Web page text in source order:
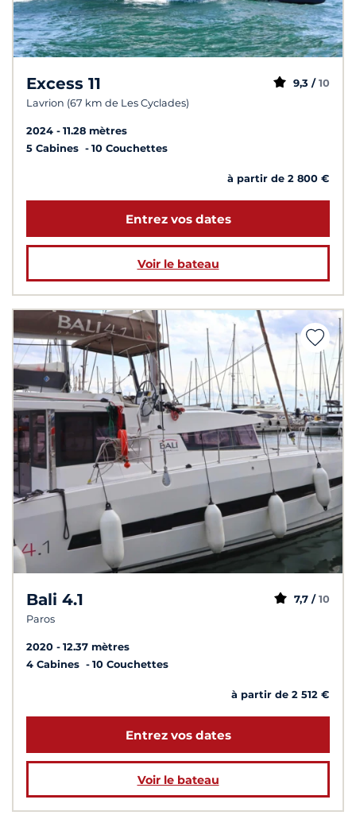
Excess 11
Lavrion (67 km de Les Cyclades)
9,3 / 10
2024
11.28 mètres
5 Cabines
10 Couchettes
à partir de 2 800 €
Entrez vos dates
Voir le bateau
Bali 4.1
Paros
7,7 / 10
2020
12.37 mètres
4 Cabines
10 Couchettes
à partir de 2 512 €
Entrez vos dates
Voir le bateau